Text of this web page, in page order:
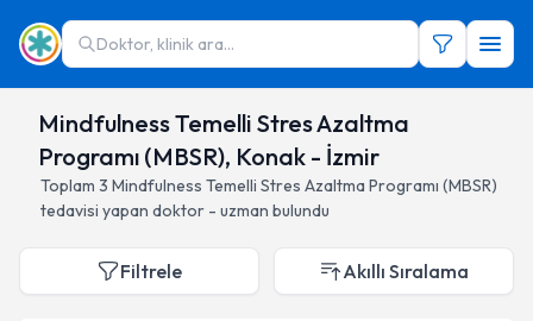
Doktor, klinik ara...
Mindfulness Temelli Stres Azaltma
Programı (MBSR), Konak - İzmir
Toplam 3 Mindfulness Temelli Stres Azaltma Programı (MBSR)
tedavisi yapan doktor - uzman bulundu
Filtrele Akıllı Sıralama